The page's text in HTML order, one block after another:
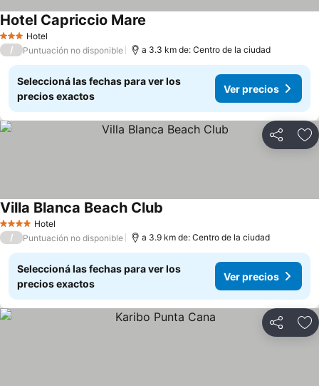
3 Estrellas
Hotel
Hotel Capriccio Mare
/ Puntuación no disponible a 3.3 km de: Centro de la ciudad
Seleccioná las fechas para ver los
precios exactos
Ver precios
Compartir
4 EstrellasHotel
Villa Blanca Beach Club
/ Puntuación no disponible a 3.9 km de: Centro de la ciudad
Seleccioná las fechas para ver los
precios exactos
Ver precios
Compartir